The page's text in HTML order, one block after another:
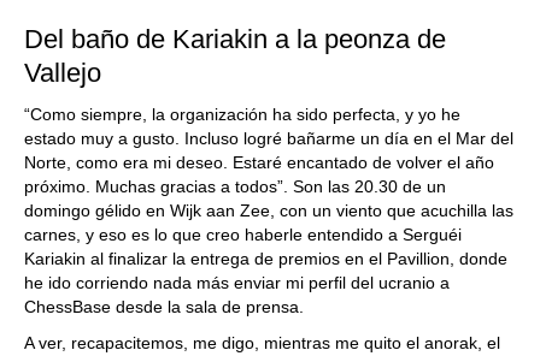
Del baño de Kariakin a la peonza de
Vallejo
“Como siempre, la organización ha sido perfecta, y yo he
estado muy a gusto. Incluso logré bañarme un día en el Mar del
Norte, como era mi deseo. Estaré encantado de volver el año
próximo. Muchas gracias a todos”. Son las 20.30 de un
domingo gélido en Wijk aan Zee, con un viento que acuchilla las
carnes, y eso es lo que creo haberle entendido a Serguéi
Kariakin al finalizar la entrega de premios en el Pavillion, donde
he ido corriendo nada más enviar mi perfil del ucranio a
ChessBase desde la sala de prensa.
A ver, recapacitemos, me digo, mientras me quito el anorak, el